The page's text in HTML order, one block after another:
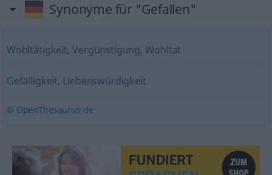
Synonyme für "Gefallen"
Wohltätigkeit,Vergünstigung,Wohltat
Gefälligkeit, Liebenswürdigkeit
© OpenThesaurus.de